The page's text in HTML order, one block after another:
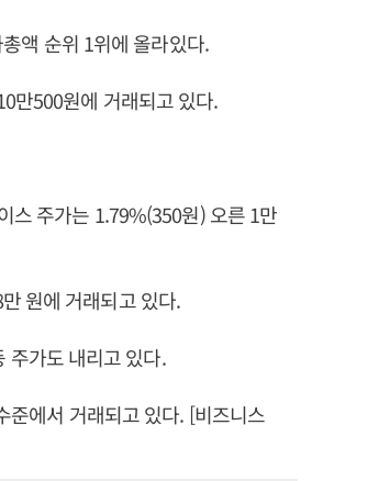
액 순위 1위에 올라있다.
만500원에 거래되고 있다.
스 주가는 1.79%(350원) 오른 1만
원에 거래되고 있다.
주가도 내리고 있다.
준에서 거래되고 있다. [비즈니스